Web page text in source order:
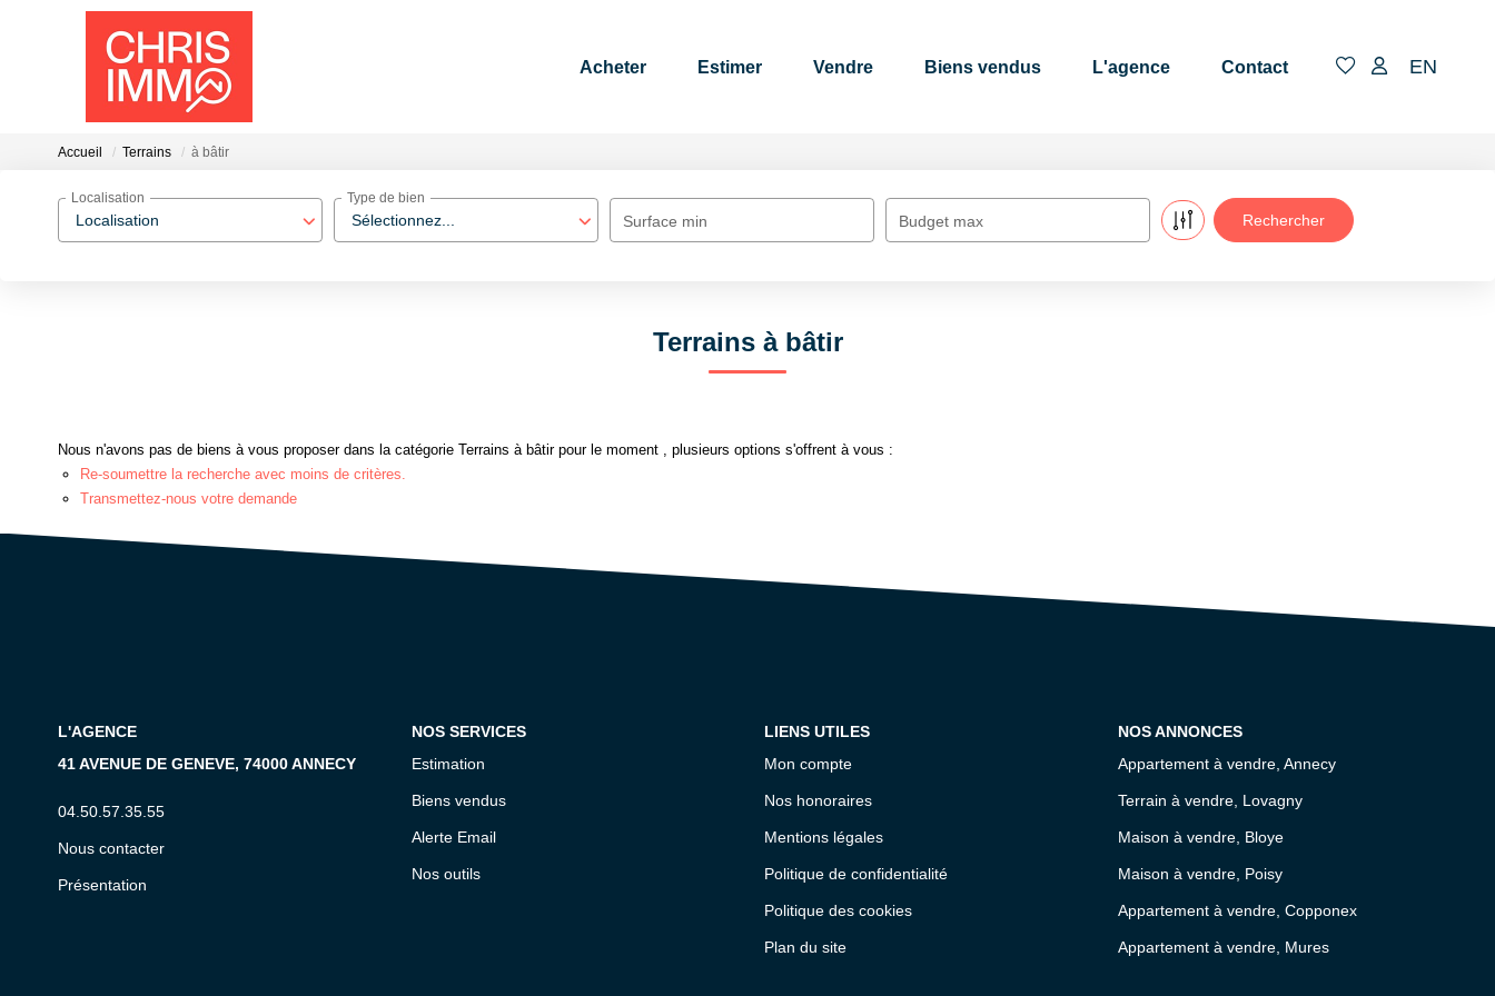
Acheter Estimer Vendre Biens vendus L'agence Contact EN
Accueil Terrains à bâtir
Localisation
Localisation
Sélectionnez...
Type de bien
Surface min Budget max
Terrains à bâtir
Nous n'avons pas de biens à vous proposer dans la catégorie Terrains à bâtir pour le moment , plusieurs options s'offrent à vous :
Re-soumettre la recherche avec moins de critères.
Transmettez-nous votre demande
L'AGENCE
41 AVENUE DE GENEVE, 74000 ANNECY
04.50.57.35.55
Nous contacter
Présentation
NOS SERVICES
Estimation
Biens vendus
Alerte Email
Nos outils
LIENS UTILES
Mon compte
Nos honoraires
Mentions légales
Politique de confidentialité
Politique des cookies
Plan du site
NOS ANNONCES
Appartement à vendre, Annecy
Terrain à vendre, Lovagny
Maison à vendre, Bloye
Maison à vendre, Poisy
Appartement à vendre, Copponex
Appartement à vendre, Mures